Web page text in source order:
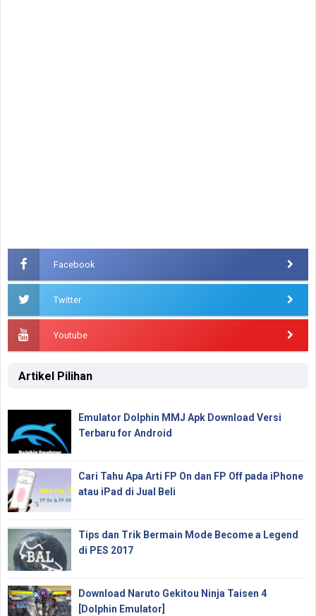
Facebook
Twitter
Youtube
Artikel Pilihan
Emulator Dolphin MMJ Apk Download Versi
Terbaru for Android
Cari Tahu Apa Arti FP On dan FP Off pada iPhone
atau iPad di Jual Beli
Tips dan Trik Bermain Mode Become a Legend
di PES 2017
Download Naruto Gekitou Ninja Taisen 4
[Dolphin Emulator]